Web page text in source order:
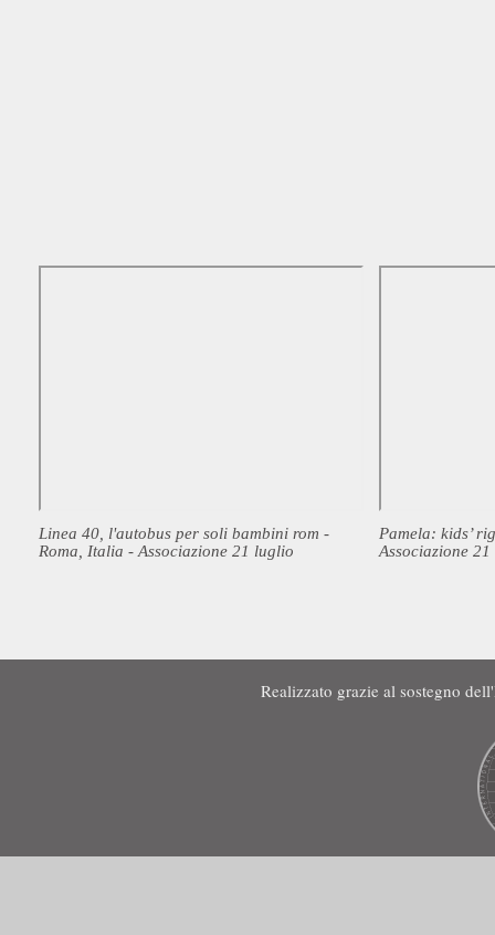
Linea 40, l'autobus per soli bambini rom -
Roma, Italia - Associazione 21 luglio
Pamela: kids’
Associazione
Realizzato grazie al sostegno